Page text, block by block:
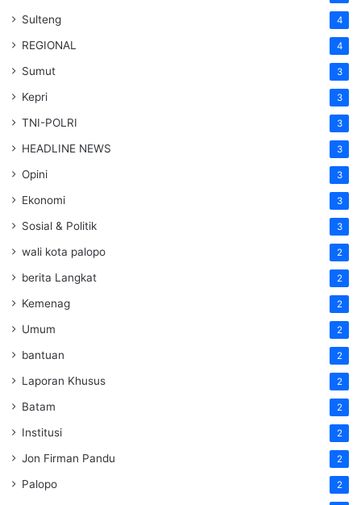
Sulteng 4
REGIONAL 4
Sumut 3
Kepri 3
TNI-POLRI 3
HEADLINE NEWS 3
Opini 3
Ekonomi 3
Sosial & Politik 3
wali kota palopo 2
berita Langkat 2
Kemenag 2
Umum 2
bantuan 2
Laporan Khusus 2
Batam 2
Institusi 2
Jon Firman Pandu 2
Palopo 2